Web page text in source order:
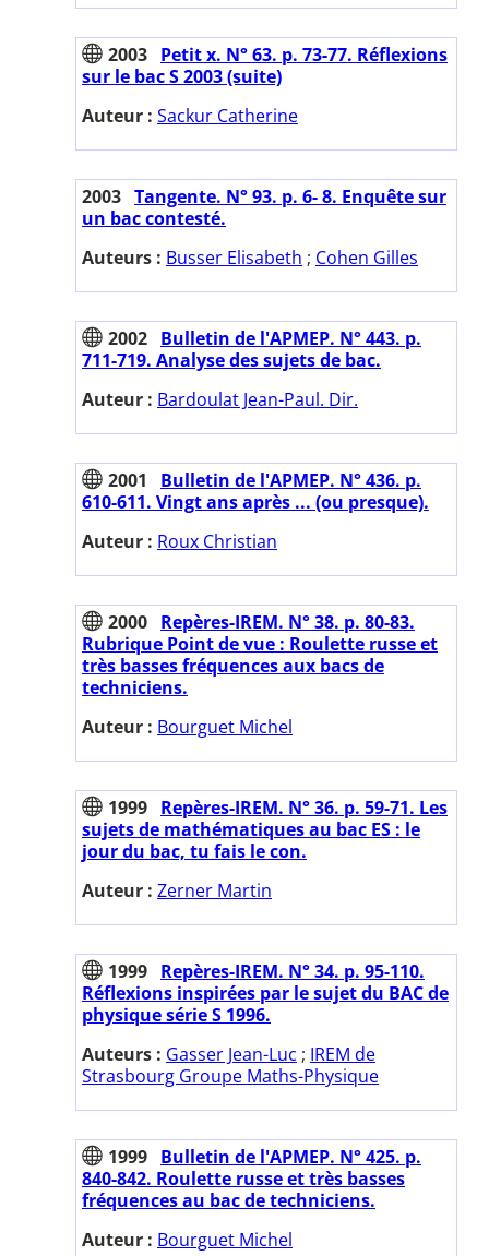
2003 Petit x. N° 63. p. 73-77. Réflexions
sur le bac S 2003 (suite)
Auteur : Sackur Catherine
2003 Tangente. N° 93. p. 6- 8. Enquête sur
un bac contesté.
Auteurs : Busser Elisabeth ; Cohen Gilles
2002 Bulletin de l'APMEP. N° 443. p.
711-719. Analyse des sujets de bac.
Auteur : Bardoulat Jean-Paul. Dir.
2001
Bulletin de l'APMEP. N° 436. p.
610-611. Vingt ans après ... (ou presque).
Auteur : Roux Christian
2000 Repères-IREM. N° 38. p. 80-83.
Rubrique Point de vue : Roulette russe et
très basses fréquences aux bacs de
techniciens.
Auteur : Bourguet Michel
1999 Repères-IREM. N° 36. p. 59-71. Les
sujets de mathématiques au bac ES : le
jour du bac, tu fais le con.
Auteur : Zerner Martin
1999 Repères-IREM. N° 34. p. 95-110.
Réflexions inspirées par le sujet du BAC de
physique série S 1996.
Auteurs : Gasser Jean-Luc ; IREM de
Strasbourg Groupe Maths-Physique
1999 Bulletin de l'APMEP. N° 425. p.
840-842. Roulette russe et très basses
fréquences au bac de techniciens.
Auteur : Bourguet Michel